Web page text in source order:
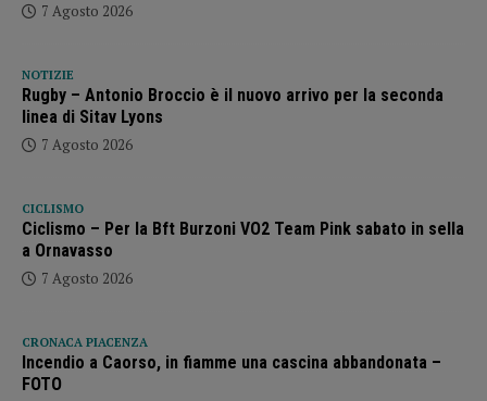
7 Agosto 2026
NOTIZIE
Rugby – Antonio Broccio è il nuovo arrivo per la seconda
linea di Sitav Lyons
7 Agosto 2026
CICLISMO
Ciclismo – Per la Bft Burzoni VO2 Team Pink sabato in sella
a Ornavasso
7 Agosto 2026
CRONACA PIACENZA
Incendio a Caorso, in fiamme una cascina abbandonata –
FOTO